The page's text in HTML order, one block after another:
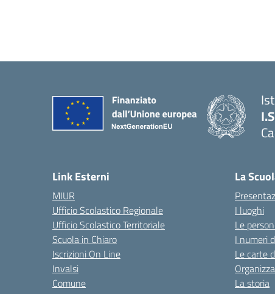
Link Esterni
MIUR
Ufficio Scolastico Regionale
Ufficio Scolastico Territoriale
Scuola in Chiaro
Iscrizioni On Line
Invalsi
Comune
La
I luoghi
Le
I numeri
Le carte
La storia